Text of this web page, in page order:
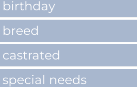
birthday
breed
castrated
special needs